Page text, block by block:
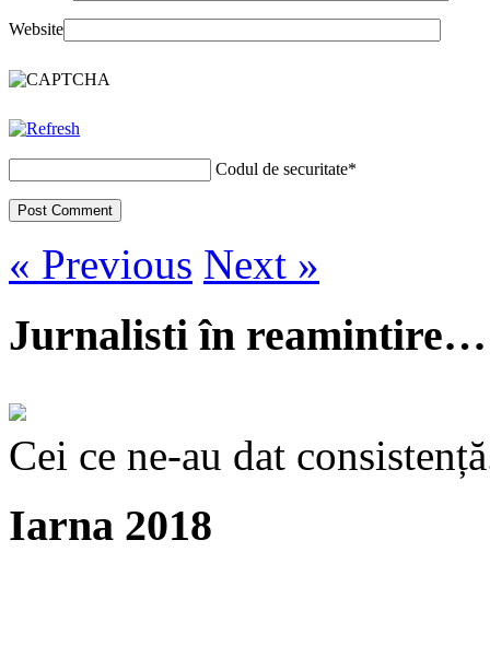
Website
Codul de securitate*
« Previous Next »
Jurnalisti în reamintire…
Cei ce ne-au dat
Iarna 2018